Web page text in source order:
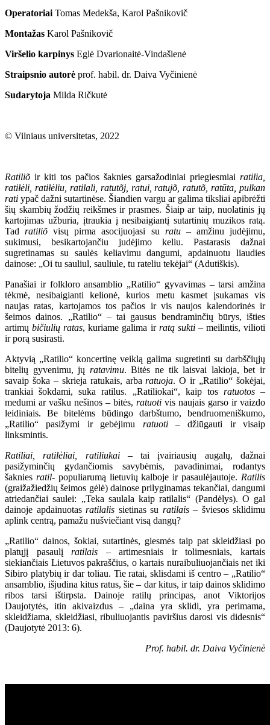
Operatoriai Tomas Medekša, Karol Pašnikovič
Montažas Karol Pašnikovič
Viršelio karpinys Eglė Dvarionaitė-Vindašienė
Straipsnio autorė prof. habil. dr. Daiva Vyčinienė
Sudarytoja Milda Ričkutė
© Vilniaus universitetas, 2022
Ratiliõ ir kiti tos pačios šaknies garsažodiniai priegiesmiai ratilia,
ratiłėli, ratiłėliu, ratilali, ratutõj, ratui, ratujõ, ratutõ, ratūta, pulkan
rati ypač dažni sutartinėse. Šiandien vargu ar galima tiksliai apibrėžti
šių skambių žodžių reikšmes ir prasmes. Šiaip ar taip, nuolatinis jų
kartojimas užburia, įtraukia į nesibaigiantį sutartinių muzikos ratą.
Tadratiliõ visų pirma asocijuojasi su ratu– amžinu judėjimu,
sukimusi, besikartojančiu judėjimo keliu. Pastarasis dažnai
sugretinamas su saulės keliavimu dangumi, apdainuotu liaudies
dainose: „Oi tu sauliul, sauliule, tu rateliu tekėjai“ (Adutiškis).
Panašiai ir folkloro ansamblio „Ratilio“ gyvavimas – tarsi amžina
tėkmė, nesibaigianti kelionė, kurios metu kasmet įsukamas vis
naujas ratas, kartojamos tos pačios ir vis naujos kalendorinės ir
šeimos dainos. „Ratilio“ – tai gausus bendraminčių būrys, išties
artimųbičiulių ratas, kuriame galima ir ratą sukti– meilintis, vilioti
ir porą susirasti.
Aktyvią „Ratilio“ koncertinę veiklą galima sugretinti su darbščiųjų
bitelių gyvenimu, jų ratavimu. Bitės ne tik laisvai lakioja, bet ir
savaip šoka – skrieja ratukais, arbaratuoja. O ir „Ratilio“ šokėjai,
trankiai šokdami, suka ratilus. „Ratiliokai“, kaip tos ratuotos –
medumi ar vašku nešinos – bitės, ratuoti vis naujais garso ir vaizdo
leidiniais. Be bitelėms būdingo darbštumo, bendruomeniškumo,
„Ratilio“ pasižymi ir gebėjimu ratuoti– džiūgauti ir visaip
linksmintis.
Ratiliai, ratilėliai, ratiliukai– tai įvairiausių augalų, dažnai
pasižyminčių gydančiomis savybėmis, pavadinimai, rodantys
šaknies ratil-populiarumą lietuvių kalboje ir pasaulėjautoje. Ratilis
(graižažiedžių šeimos gėlė) dainose prilyginamas tekančiai, dangumi
atriedančiai saulei: „Teka saulala kaip ratilalis“ (Pandėlys). O gal
dainoje apdainuotas ratilalis sietinas su ratilais – šviesos sklidimu
aplink centrą, pamažu nušviečiant visą dangų?
„Ratilio“ dainos, šokiai, sutartinės, giesmės taip pat skleidžiasi po
platųjį pasaulįratilais – artimesniais ir tolimesniais, kartais
siekiančiais Lietuvos pakraščius, o kartais nuraibuliuojančiais net iki
Sibiro platybių ir dar toliau. Tie ratai, sklisdami iš centro – „Ratilio“
ansamblio, išjudina kitus ratus, šie – dar kitus, ir taip dainos sklidimo
ribos tarsi ištirpsta. Dainoje ratilų principas, anot Viktorijos
Daujotytės, itin akivaizdus – „daina yra sklidi, yra perimama,
skleidžiama, skleidžiasi, ribuliuojantis paviršius darosi vis didesnis“
(Daujotytė 2013: 6).
Prof. habil. dr. Daiva Vyčinienė